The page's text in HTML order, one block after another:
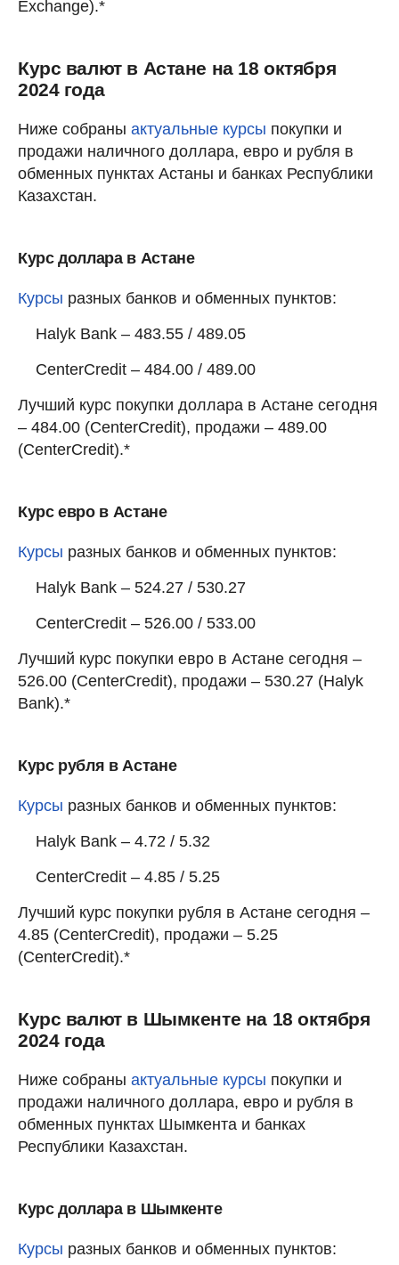
Exchange).*
Курс валют в Астане на 18 октября
2024 года
Ниже собраны актуальные курсы покупки и
продажи наличного доллара, евро и рубля в
обменных пунктах Астаны и банках Республики
Казахстан.
Курс доллара в Астане
Курсы разных банков и обменных пунктов:
Halyk Bank – 483.55 / 489.05
CenterCredit – 484.00 / 489.00
Лучший курс покупки доллара в Астане сегодня
– 484.00 (CenterCredit), продажи – 489.00
(CenterCredit).*
Курс евро в Астане
Курсы разных банков и обменных пунктов:
Halyk Bank – 524.27 / 530.27
CenterCredit – 526.00 / 533.00
Лучший курс покупки евро в Астане сегодня –
526.00 (CenterCredit), продажи – 530.27 (Halyk
Bank).*
Курс рубля в Астане
Курсы разных банков и обменных пунктов:
Halyk Bank – 4.72 / 5.32
CenterCredit – 4.85 / 5.25
Лучший курс покупки рубля в Астане сегодня –
4.85 (CenterCredit), продажи – 5.25
(CenterCredit).*
Курс валют в Шымкенте на 18 октября
2024 года
Ниже собраны актуальные курсы покупки и
продажи наличного доллара, евро и рубля в
обменных пунктах Шымкента и банках
Республики Казахстан.
Курс доллара в Шымкенте
Курсы разных банков и обменных пунктов: